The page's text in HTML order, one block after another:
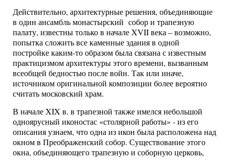
Действительно, архитектурные решения, объединяющие
в один ансамбль монастырский собор и трапезную
палату, известны только в начале XVII века – возможно,
попытка сложить все каменные здания в одной
постройке каким-то образом была связана с известным
практицизмом архитектуры этого времени, вызванным
всеобщей бедностью после войн. Так или иначе,
источником оригинальной композиции более вероятно
считать московский храм.
В начале XIX в. в трапезной также имелся небольшой
одноярусный иконостас «столярной работы» - из его
описания узнаем, что одна из икон была расположена над
окном в Преображенский собор. Существование этого
окна, объединяющего трапезную и соборную церковь,